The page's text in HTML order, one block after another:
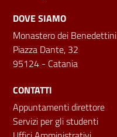
DOVE SIAMO
Monastero dei Benedettini
Piazza Dante, 32
95124 - Catania
CONTATTI
Appuntamenti direttore
Servizi per gli studenti